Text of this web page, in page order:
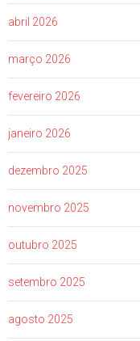
abril 2026
março 2026
fevereiro 2026
janeiro 2026
dezembro 2025
novembro 2025
outubro 2025
setembro 2025
agosto 2025